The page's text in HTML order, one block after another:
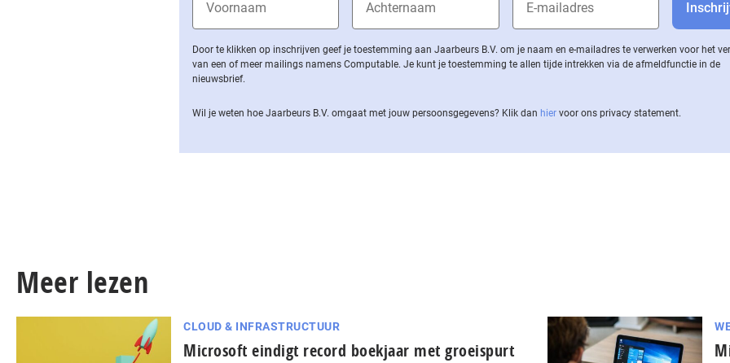
Door te klikken op inschrijven geef je toestemming aan Jaarbeurs B.V. om je naam en e-mailadres te verwerken voor het
van een of meer mailings namens Computable. Je kunt je toestemming te allen tijde intrekken via de af­meld­func­tie in de
nieuwsbrief.
Wil je weten hoe Jaarbeurs B.V. omgaat met jouw per­soons­ge­ge­vens? Klik dan hier voor ons privacy statement.
Meer lezen
CLOUD & INFRASTRUCTUUR
Microsoft eindigt record boekjaar met groeispurt